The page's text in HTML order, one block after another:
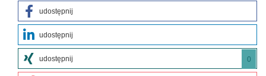
udostępnij
udostępnij
udostępnij 0